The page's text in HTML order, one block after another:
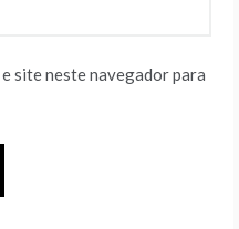
site neste navegador para